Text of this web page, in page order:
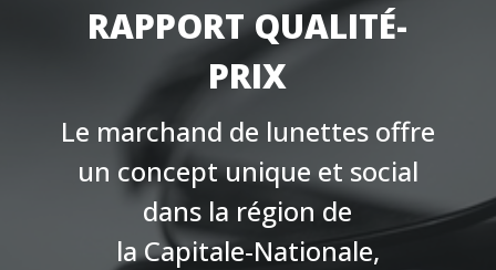
RAPPORT QUALITÉ-
PRIX
Le marchand de lunettes offre
un concept unique et social
dans la région de
la Capitale‑Nationale,